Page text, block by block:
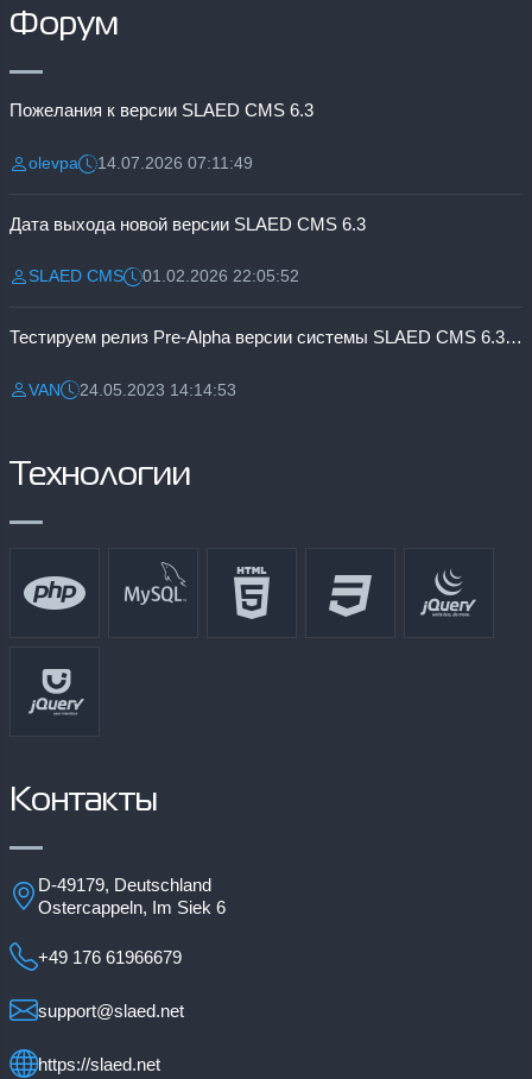
Форум
Пожелания к версии SLAED CMS 6.3
Разместил:
olevpaДата:14.07.2026 07:11:49
Дата выхода новой версии SLAED CMS 6.3
Разместил:
SLAED CMSДата:01.02.2026 22:05:52
Тестируем релиз Pre-Alpha версии системы SLAED CMS 6.3 Pro
Разместил:
VANДата:24.05.2023 14:14:53
Технологии
Контакты
D-49179, Deutschland
Ostercappeln, Im Siek 6
+49 176 61966679
support@slaed.net
https://slaed.net